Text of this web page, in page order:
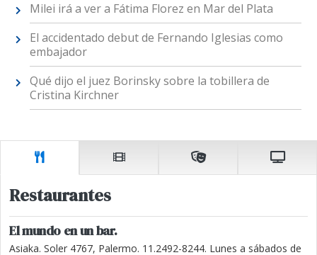
Milei irá a ver a Fátima Florez en Mar del Plata
El accidentado debut de Fernando Iglesias como
embajador
Qué dijo el juez Borinsky sobre la tobillera de
Cristina Kirchner
Restaurantes
El mundo en un bar.
Asiaka. Soler 4767, Palermo. 11.2492-8244. Lunes a sábados de